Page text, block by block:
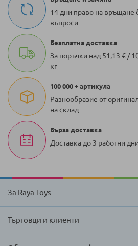
14 дни право на връщане
въпроси
Безплатна доставка
За поръчки над 51,13 € /
кг
100 000 + артикула
Разнообразие от
на склад
Бърза доставка
Доставка до 3 работни
За Raya Toys
Търговци и клиенти